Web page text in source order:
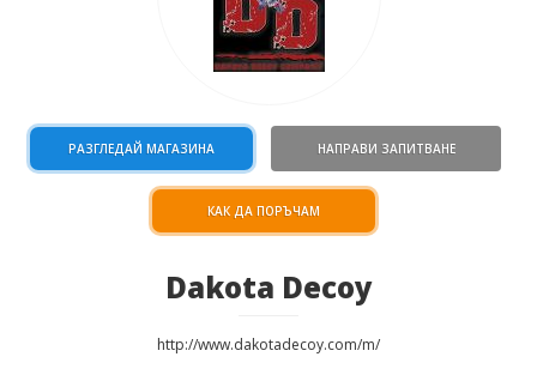
РАЗГЛЕДАЙ МАГАЗИНА НАПРАВИ ЗАПИТВАНЕ
КАК ДА ПОРЪЧАМ
Dakota Decoy
http://www.dakotadecoy.com/m/